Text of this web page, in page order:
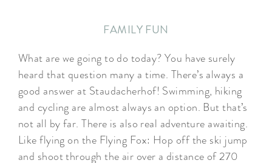
FAMILY FUN
What are we going to do today? You have surely
heard that question many a time. There’s always a
good answer at Staudacherhof! Swimming, hiking
and cycling are almost always an option. But that’s
not all by far. There is also real adventure awaiting.
Like flying on the Flying Fox: Hop off the ski jump
and shoot through the air over a distance of 270